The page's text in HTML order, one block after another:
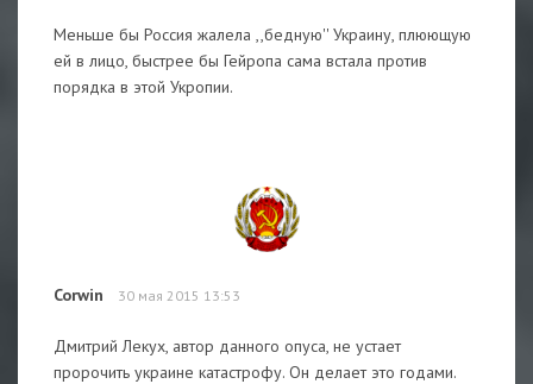
Меньше бы Россия жалела ,,бедную'' Украину, плюющую
ей в лицо, быстрее бы Гейропа сама встала против
порядка в этой Укропии.
Corwin 30 мая 2015 13:53
Дмитрий Лекух, автор данного опуса, не устает
пророчить украине катастрофу. Он делает это годами.